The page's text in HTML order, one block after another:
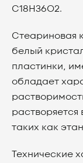
C18H36O2.
Стеариновая
белый
пластинки,
обладает
растворяется
таких как
Технические